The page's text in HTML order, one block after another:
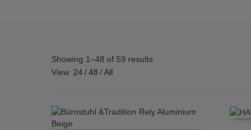
Showing 1–48 of 59 results
View 24/48 /All